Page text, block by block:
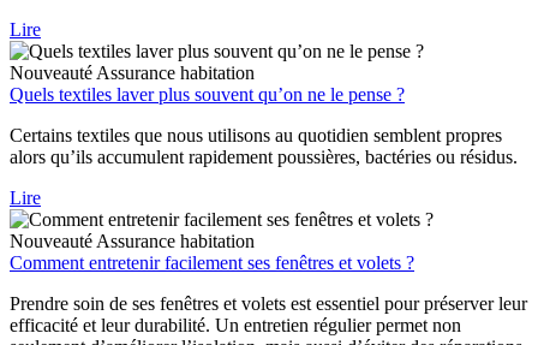
Lire
Nouveauté Assurance habitation
Quels textiles laver plus souvent qu’on ne le pense ?
Certains textiles que nous utilisons au quotidien semblent propres
alors qu’ils accumulent rapidement poussières, bactéries ou résidus.
Lire
Nouveauté Assurance habitation
Comment entretenir facilement ses fenêtres et volets ?
Prendre soin de ses fenêtres et volets est essentiel pour préserver leur
efficacité et leur durabilité. Un entretien régulier permet non